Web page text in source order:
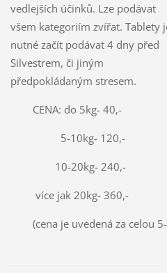
vedlejších účinků. Lze podávat
všem kategoriím zvířat. Tablety
nutné začít podávat 4 dny před
Silvestrem, či jiným
předpokládaným stresem.
CENA: do 5kg- 40,-
5-10kg- 120,-
10-20kg- 240,-
více jak 20kg- 360,-
(cena je uvedená za celou